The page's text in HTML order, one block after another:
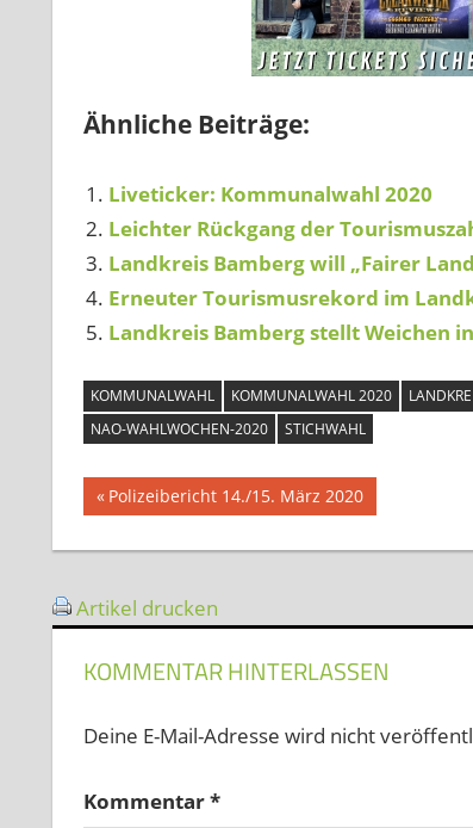
Ähnliche Beiträge:
Liveticker: Kommunalwahl 2020
Leichter Rückgang der
Landkreis Bamberg will „Fairer
Erneuter Tourismusrekord im
Landkreis Bamberg stellt Weichen
KOMMUNALWAHL KOMMUNALWAHL 2020
NAO-WAHLWOCHEN-2020
STICHWAHL
Beitragsnavigation
Vorheriger
Beitrag:
Polizeibericht 14./15. März 2020
Artikel drucken
KOMMENTAR HINTERLASSEN
Deine E-Mail-Adresse wird nicht
Kommentar*